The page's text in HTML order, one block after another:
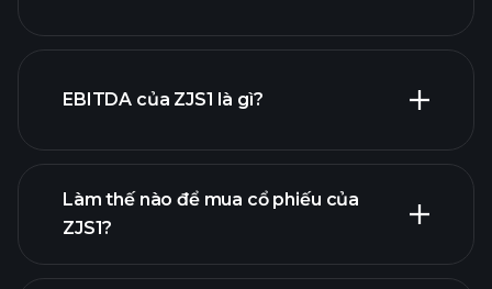
nhà tuyển dụng lớn nhất
EBITDA của ZJS1 là gì?
báo cáo tài
Làm thế nào để mua cổ phiếu của
ZJS1?